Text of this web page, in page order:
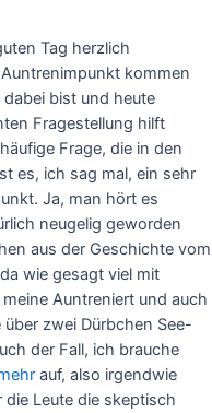
Tag herzlich
kommen
bist und heute
Fragestellung hilft
Frage, die in den
es, ich sag mal, ein sehr
Ja, man hört es
neugelig geworden
aus der Geschichte vom
wie gesagt viel mit
Auntreniert und auch
zwei Dürbchen See-
der Fall, ich brauche
auf, also irgendwie
Leute die skeptisch